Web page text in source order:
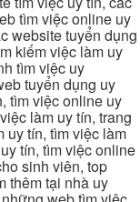
tìm việc online uy
website tuyển dụng
kiếm việc làm uy
tìm việc uy
tuyển dụng uy
tìm việc online uy
làm uy tín, trang
uy tín, tìm việc làm
tín, tìm việc online
sinh viên, top
thêm tại nhà uy